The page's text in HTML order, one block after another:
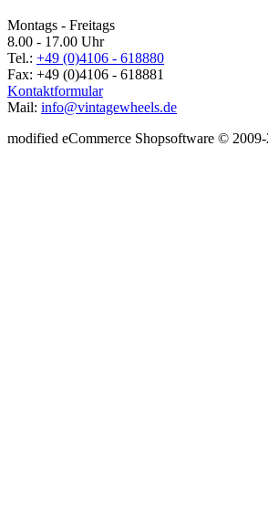
Montags - Freitags
8.00 - 17.00 Uhr
Tel.: +49 (0)4106 - 618880
Fax: +49 (0)4106 - 618881
Kontaktformular
Mail: info@vintagewheels.de
modified eCommerce Shopsoftware ©